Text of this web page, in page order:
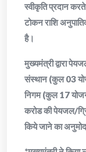
स्वीकृति प्रदान
टोकन राशि
है।
मुख्यमंत्री द्वारा
संस्थान (कुल 03
निगम (कुल 17
करोड की पेयजल/
किये जाने का